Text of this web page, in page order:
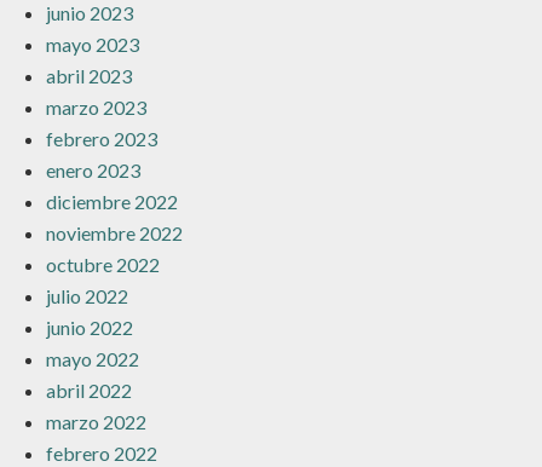
junio 2023
mayo 2023
abril 2023
marzo 2023
febrero 2023
enero 2023
diciembre 2022
noviembre 2022
octubre 2022
julio 2022
junio 2022
mayo 2022
abril 2022
marzo 2022
febrero 2022